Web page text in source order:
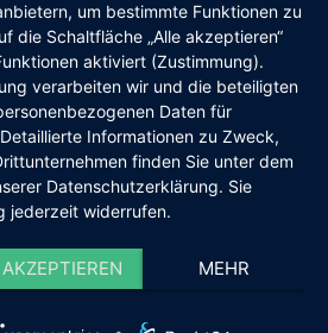
um bestimmte Funktionen zu
die Schaltfläche „Alle akzeptieren“
aktiviert (Zustimmung).
verarbeiten wir und die beteiligten
Daten für
Informationen zu Zweck,
finden Sie unter dem
Datenschutzerklärung. Sie
jederzeit widerrufen.
AKZEPTIEREN MEHR